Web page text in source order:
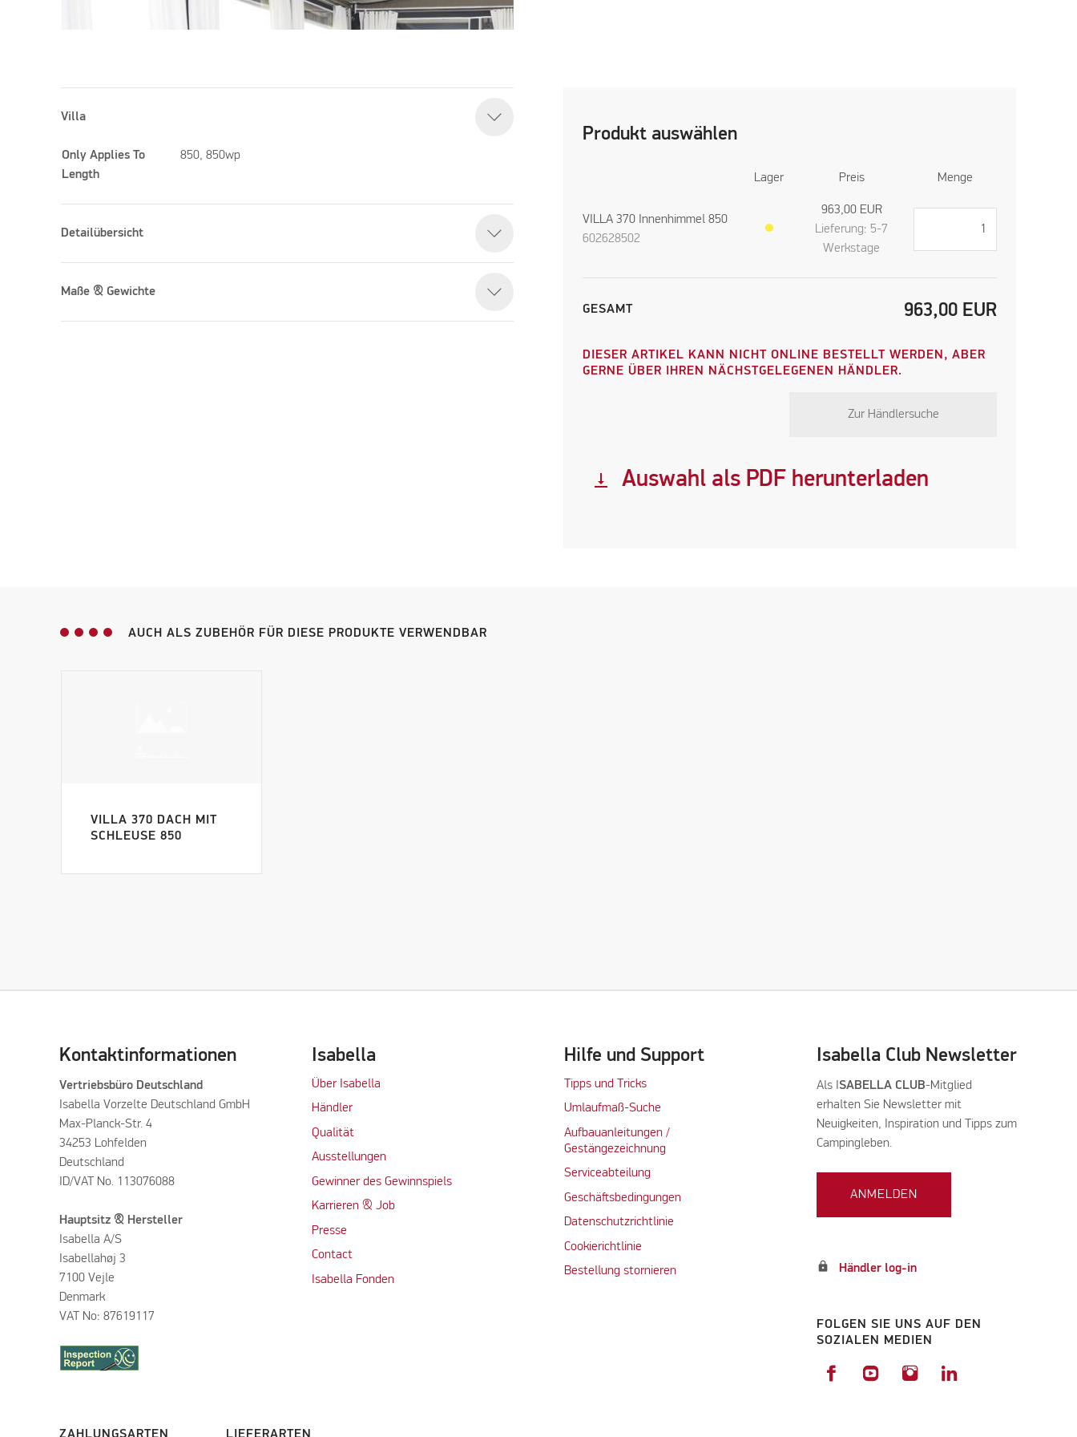
Produkt auswählen
Lager Preis Menge
VILLA 370 Innenhimmel 850
602628502
●
963,00 EUR
Lieferung: 5-7
Werkstage
GESAMT 963,00 EUR
DIESER ARTIKEL KANN NICHT ONLINE BESTELLT WERDEN, ABER
GERNE ÜBER IHREN NÄCHSTGELEGENEN HÄNDLER.
Zur Händlersuche
vertical_align_bottom Auswahl als PDF herunterladen
Villa
Only Applies To
Length
850, 850wp
Detailübersicht
Maße & Gewichte
AUCH ALS ZUBEHÖR FÜR DIESE PRODUKTE VERWENDBAR
VILLA 370 DACH MIT
SCHLEUSE 850
Kontaktinformationen
Vertriebsbüro Deutschland
Isabella Vorzelte Deutschland GmbH
Max-Planck-Str. 4
34253 Lohfelden
Deutschland
ID/VAT No. 113076088
Hauptsitz & Hersteller
Isabella A/S
Isabellahøj 3
7100 Vejle
Denmark
VAT No: 87619117
Isabella
Über Isabella
Händler
Qualität
Ausstellungen
Gewinner des Gewinnspiels
Karrieren & Job
Presse
Contact
Isabella Fonden
Hilfe und Support
Tipps und Tricks
Umlaufmaß-Suche
Aufbauanleitungen /
Gestängezeichnung
Serviceabteilung
Geschäftsbedingungen
Datenschutzrichtlinie
Cookierichtlinie
Bestellung stornieren
Isabella Club Newsletter
Als I SABELLA CLUB-Mitglied
erhalten Sie Newsletter mit
Neuigkeiten, Inspiration und Tipps zum
Campingleben.
ANMELDEN
lock Händler log-in
FOLGEN SIE UNS AUF DEN
SOZIALEN MEDIEN
ZAHLUNGSARTEN LIEFERARTEN